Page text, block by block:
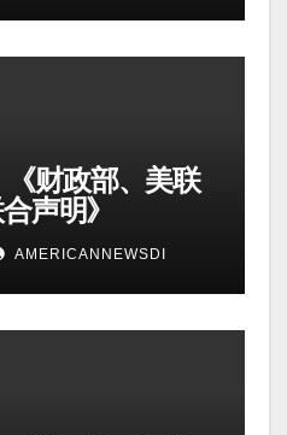
《财政部、美联
声明》
AMERICANNEWSDI